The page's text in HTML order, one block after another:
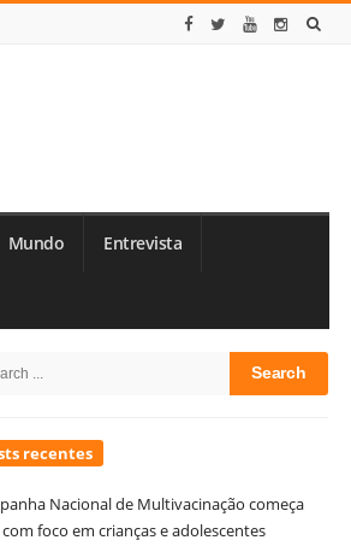
Mundo Entrevista
recentes
Nacional de Multivacinação começa
foco em crianças e adolescentes